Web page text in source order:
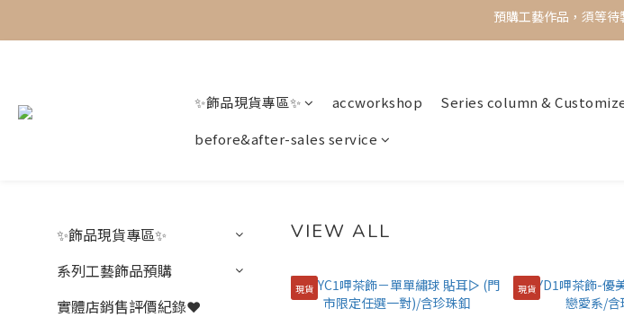
✨ 現貨專區 ✨ 一週內
✨ 現貨專區 ✨ 一週內
✨ 現貨專區 ✨ 一週內
✨飾品現貨專區✨ accworkshop Series column &
before&after-sales service
✨飾品現貨專區✨
系列工藝飾品預購
實體店銷售評價紀錄❤️
VIEW ALL
現貨 現貨